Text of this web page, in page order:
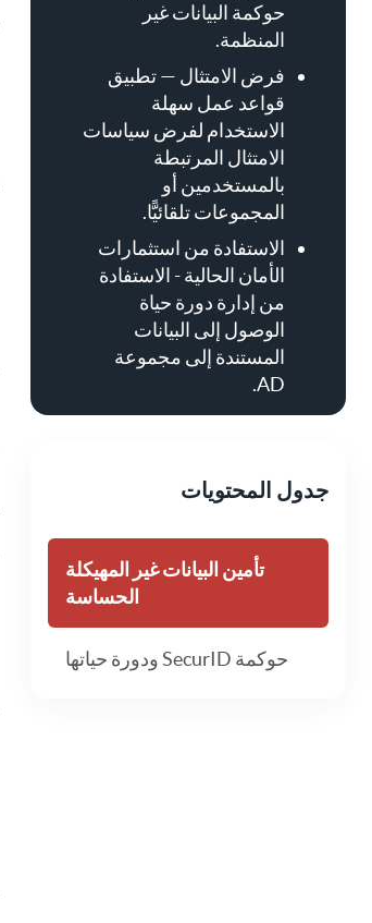
حوكمة البيانات غير
المنظمة.
فرض الامتثال — تطبيق
قواعد عمل سهلة
الاستخدام لفرض سياسات
الامتثال المرتبطة
بالمستخدمين أو
المجموعات تلقائيًّا.
الاستفادة من استثمارات
الأمان الحالية - الاستفادة
من إدارة دورة حياة
الوصول إلى البيانات
المستندة إلى مجموعة
AD.
جدول المحتويات
تأمين البيانات غير المهيكلة
الحساسة
حوكمة SecurID ودورة حياتها